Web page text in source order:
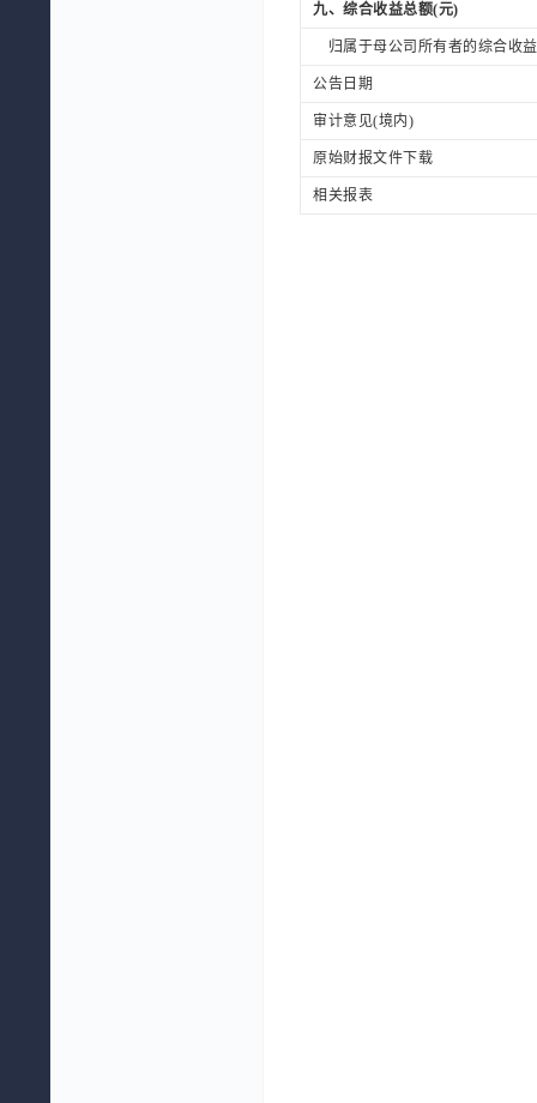
九、综合收益总额(元)
归属于母公司所有者的综合收
公告日期
审计意见(境内)
原始财报文件下载
相关报表